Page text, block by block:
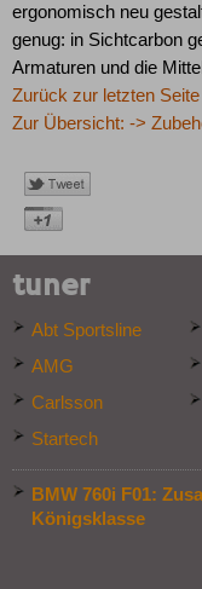
ergonomisch neu
genug: in Sichtcarbon
Armaturen und die
Zurück zur letzten Seite
Zur Übersicht: ->
tuner
Abt Sportsline
AMG
Carlsson
Startech
BMW 760i F01:
Königsklasse